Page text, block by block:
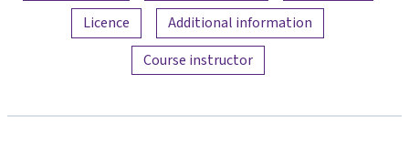
Licence
Additional information
Course instructor